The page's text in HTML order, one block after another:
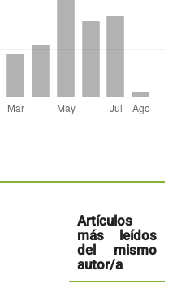
Artículos
más leídos
del mismo
autor/a